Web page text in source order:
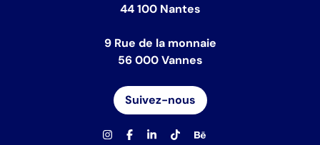
44 100 Nantes
9 Rue de la monnaie
56 000 Vannes
Suivez-nous